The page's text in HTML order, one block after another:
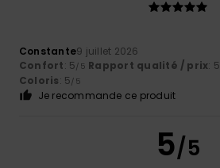
Constante9 juillet 2026
Confort: 5/5 Rapport qualité / prix: 5
Coloris: 5/5
Je recommande ce produit
5/5